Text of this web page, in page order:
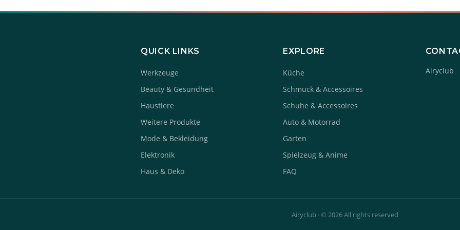
QUICK LINKS
Werkzeuge
Beauty & Gesundheit
Haustiere
Weitere Produkte
Mode & Bekleidung
Elektronik
Haus & Deko
EXPLORE
Küche
Schmuck & Accessoires
Schuhe & Accessoires
Auto & Motorrad
Garten
Spielzeug & Anime
FAQ
Airyclub
Airyclub · © 2026 All rights reserved